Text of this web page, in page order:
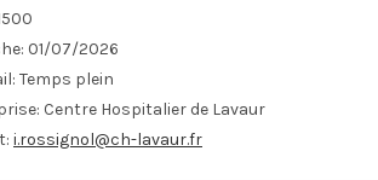
01/07/2026
Temps plein
Centre Hospitalier de Lavaur
i.rossignol@ch-lavaur.fr